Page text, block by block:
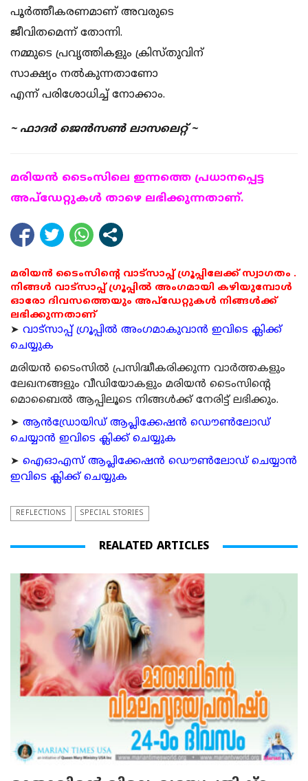
പൂർത്തീകരണമാണ് അവരുടെ
ജീവിതമെന്ന് തോന്നി.
നമ്മുടെ പ്രവൃത്തികളും ക്രിസ്തുവിന്
സാക്ഷ്യം നൽകുന്നതാണോ
എന്ന് പരിശോധിച്ച് നോക്കാം.
~ ഫാദർ ജെൻസൺ ലാസലെറ്റ് ~
മരിയന്‍ ടൈംസിലെ ഇന്നത്തെ പ്രധാനപ്പെട്ട
അപ്ഡേറ്റുകള്‍ താഴെ ലഭിക്കുന്നതാണ്.
മരിയൻ ടൈംസിന്റെ വാട്സാപ്പ് ഗ്രൂപ്പിലേക്ക് സ്വാഗതം .
നിങ്ങൾ വാട്സാപ്പ് ഗ്രൂപ്പിൽ അംഗമായി കഴിയുമ്പോൾ
ഓരോ ദിവസത്തെയും അപ്ഡേറ്റുകൾ നിങ്ങൾക്ക്
ലഭിക്കുന്നതാണ്
➤ വാട്സാപ്പ് ഗ്രൂപ്പിൽ അംഗമാകുവാൻ ഇവിടെ ക്ലിക്ക്
ചെയ്യുക
മരിയന്‍ ടൈംസില്‍ പ്രസിദ്ധീകരിക്കുന്ന വാര്‍ത്തകളും
ലേഖനങ്ങളും വീഡിയോകളും മരിയന്‍ ടൈംസിന്റെ
മൊബൈല്‍ ആപ്പിലൂടെ നിങ്ങള്‍ക്ക് നേരിട്ട് ലഭിക്കും.
➤ ആന്‍ഡ്രോയിഡ് ആപ്ലിക്കേഷന്‍ ഡൌണ്‍ലോഡ്
ചെയ്യാന്‍ ഇവിടെ ക്ലിക്ക് ചെയ്യുക
➤ ഐഓഎസ് ആപ്ലിക്കേഷന്‍ ഡൌണ്‍ലോഡ് ചെയ്യാന്‍
ഇവിടെ ക്ലിക്ക് ചെയ്യുക
REFLECTIONS SPECIAL STORIES
REALATED ARTICLES